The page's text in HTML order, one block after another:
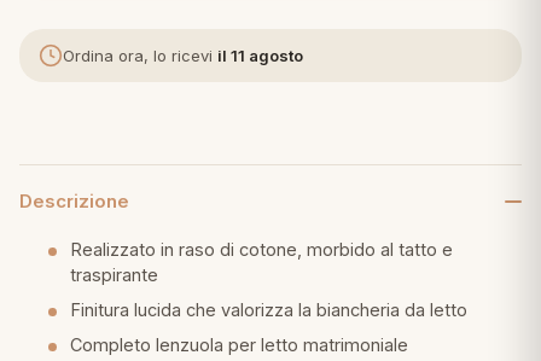
Ordina ora, lo ricevi il 11 agosto
Descrizione
Realizzato in raso di cotone, morbido al tatto e
traspirante
Finitura lucida che valorizza la biancheria da letto
Completo lenzuola per letto matrimoniale